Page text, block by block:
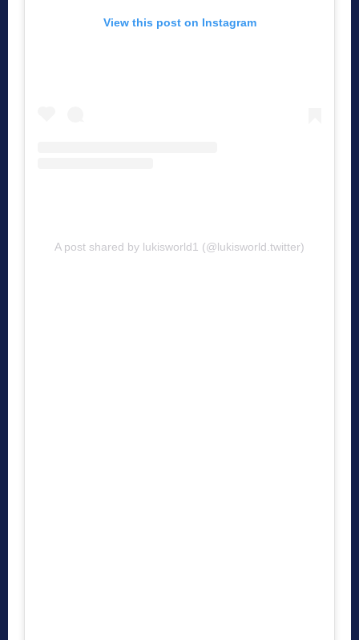
View this post on Instagram
A post shared by lukisworld1 (@lukisworld.twitter)